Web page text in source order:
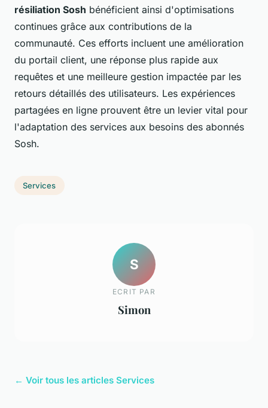
résiliation Sosh bénéficient ainsi d'optimisations
continues grâce aux contributions de la
communauté. Ces efforts incluent une amélioration
du portail client, une réponse plus rapide aux
requêtes et une meilleure gestion impactée par les
retours détaillés des utilisateurs. Les expériences
partagées en ligne prouvent être un levier vital pour
l'adaptation des services aux besoins des abonnés
Sosh.
Services
S
ECRIT PAR
Simon
← Voir tous les articles Services